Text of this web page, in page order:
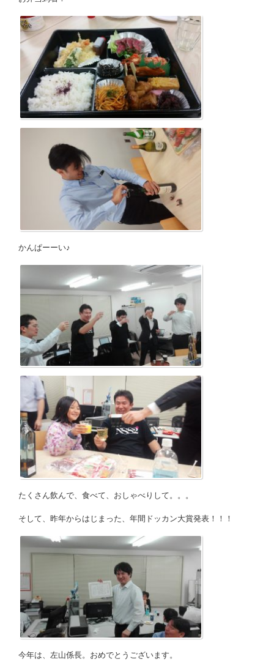
かんぱーーい♪
たくさん飲んで、食べて、おしゃべりして。。。
そして、昨年からはじまった、年間ドッカン大賞発表！！！
今年は、左山係長。おめでとうございます。